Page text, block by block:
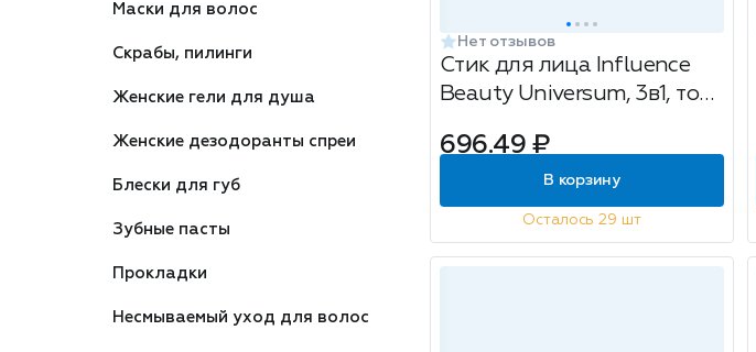
Маски для волос
Скрабы, пилинги
Женские гели для душа
Женские дезодоранты спреи
Блески для губ
Зубные пасты
Прокладки
Несмываемый уход для волос
Нет отзывов
Стик для лица Influence
Beauty Universum, 3в1, тон:
696.49 ₽
В корзину
Осталось 29 шт